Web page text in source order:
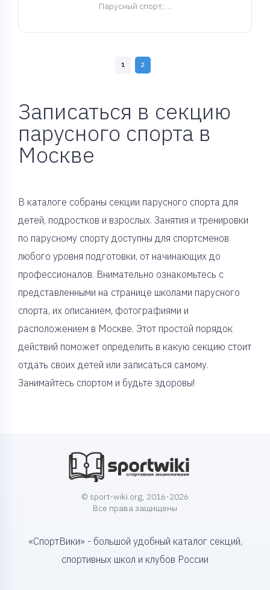
Парусный спорт; ...
1 2
Записаться в секцию
парусного спорта в
Москве
В каталоге собраны секции парусного спорта для
детей, подростков и взрослых. Занятия и тренировки
по парусному спорту доступны для спортсменов
любого уровня подготовки, от начинающих до
профессионалов. Внимательно ознакомьтесь с
представленными на странице школами парусного
спорта, их описанием, фотографиями и
расположением в Москве. Этот простой порядок
действий поможет определить в какую секцию стоит
отдать своих детей или записаться самому.
Занимайтесь спортом и будьте здоровы!
© sport-wiki.org, 2016-2026
Все права защищены
«СпортВики» - большой удобный каталог секций,
спортивных школ и клубов России